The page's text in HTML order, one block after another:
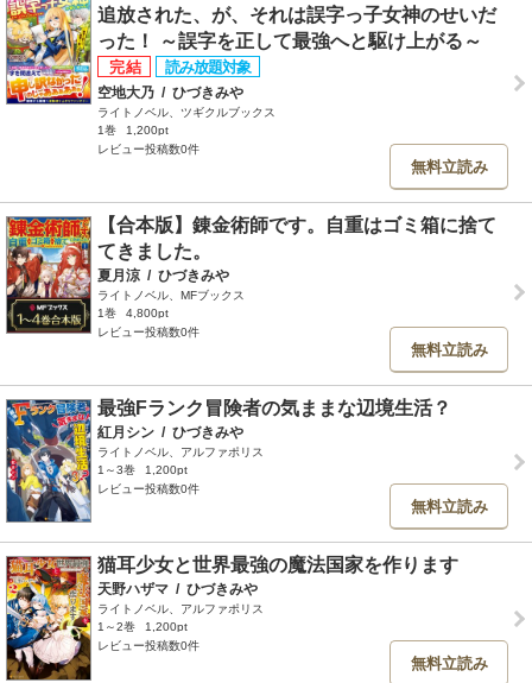
追放された、が、それは誤字っ子女神のせいだ
った！ ～誤字を正して最強へと駆け上がる～
空地大乃 / ひづきみや
ライトノベル、ツギクルブックス
1巻
1,200pt
レビュー投稿数0件
無料立読み
【合本版】錬金術師です。自重はゴミ箱に捨て
てきました。
夏月涼 / ひづきみや
ライトノベル、MFブックス
1巻
4,800pt
レビュー投稿数0件
無料立読み
最強Fランク冒険者の気ままな辺境生活？
紅月シン / ひづきみや
ライトノベル、アルファポリス
1～3巻
1,200pt
レビュー投稿数0件
無料立読み
猫耳少女と世界最強の魔法国家を作ります
天野ハザマ / ひづきみや
ライトノベル、アルファポリス
1～2巻
1,200pt
レビュー投稿数0件
無料立読み